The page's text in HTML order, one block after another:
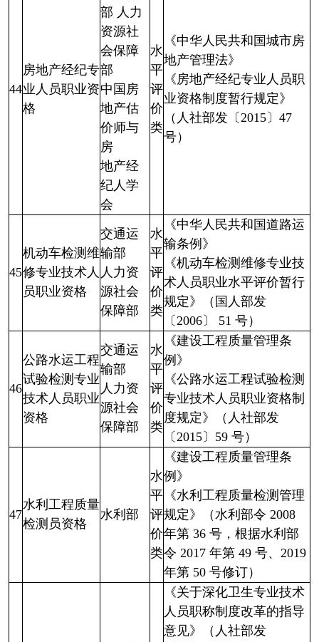
44
房地产经纪专
业人员职业资
格
部 人力
资源社
会保障
部
中国房
地产估
价师与
房
地产经
纪人学
会
水
平
评
价
类
《中华人民共和国城市房
地产管理法》
《房地产经纪专业人员职
业资格制度暂行规定》
（人社部发〔2015〕47
号）
45
机动车检测维
修专业技术人
员职业资格
交通运
输部
人力资
源社会
保障部
水
平
评
价
类
《中华人民共和国道路运
输条例》
《机动车检测维修专业技
术人员职业水平评价暂行
规定》（国人部发
〔2006〕 51 号）
46
公路水运工程
试验检测专业
技术人员职业
资格
交通运
输部
人力资
源社会
保障部
水
平
评
价
类
《建设工程质量管理条
例》
《公路水运工程试验检测
专业技术人员职业资格制
度规定》（人社部发
〔2015〕59 号）
47
水利工程质量
检测员资格
水利部
水
平
评
价
类
《建设工程质量管理条
例》
《水利工程质量检测管理
规定》（水利部令 2008
年第 36 号，根据水利部
令 2017 年第 49 号、2019
年第 50 号修订）
《关于深化卫生专业技术
人员职称制度改革的指导
意见》（人社部发